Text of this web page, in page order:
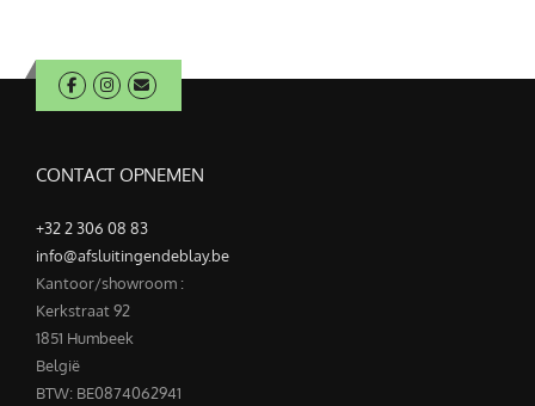
CONTACT OPNEMEN
+32 2 306 08 83
info@afsluitingendeblay.be
Kantoor/showroom :
Kerkstraat 92
1851 Humbeek
België
BTW: BE0874062941